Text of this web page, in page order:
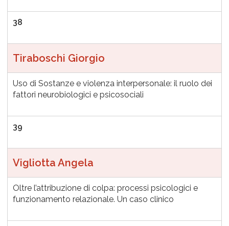
38
Tiraboschi Giorgio
Uso di Sostanze e violenza interpersonale: il ruolo dei
fattori neurobiologici e psicosociali
39
Vigliotta Angela
Oltre l’attribuzione di colpa: processi psicologici e
funzionamento relazionale. Un caso clinico